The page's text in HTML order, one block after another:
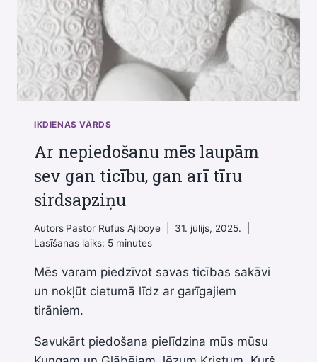
IKDIENAS VĀRDS
Ar nepiedošanu mēs laupām
sev gan ticību, gan arī tīru
sirdsapziņu
Autors Pastor Rufus Ajiboye
31. jūlijs, 2025.
Lasīšanas laiks: 5 minutes
Mēs varam piedzīvot savas ticības sakāvi
un nokļūt cietumā līdz ar garīgajiem
tirāniem.
Savukārt piedošana pielīdzina mūs mūsu